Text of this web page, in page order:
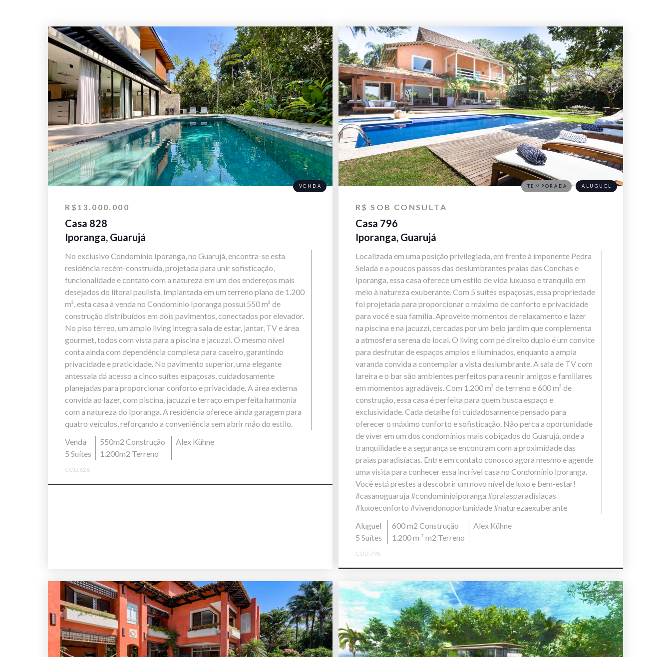
R$13.000.000
Casa 828
Iporanga, Guarujá
No exclusivo Condomínio Iporanga, no Guarujá, encontra-se esta
residência recém-construída, projetada para unir sofisticação,
funcionalidade e contato com a natureza em um dos endereços mais
desejados do litoral paulista. Implantada em um terreno plano de 1.200
m², esta casa à venda no Condomínio Iporanga possui 550 m² de
construção distribuídos em dois pavimentos, conectados por elevador.
No piso térreo, um amplo living integra sala de estar, jantar, TV e área
gourmet, todos com vista para a piscina e jacuzzi. O mesmo nível
conta ainda com dependência completa para caseiro, garantindo
privacidade e praticidade. No pavimento superior, uma elegante
antessala dá acesso a cinco suítes espaçosas, cuidadosamente
planejadas para proporcionar conforto e privacidade. A área externa
convida ao lazer, com piscina, jacuzzi e terraço em perfeita harmonia
com a natureza do Iporanga. A residência oferece ainda garagem para
quatro veículos, reforçando a conveniência sem abrir mão do estilo.
Venda
5 Suítes
550m2 Construção
1.200m2 Terreno
Alex Kühne
COD.828
VENDA
R$ SOB CONSULTA
Casa 796
Iporanga, Guarujá
Localizada em uma posição privilegiada, em frente à imponente Pedra
Selada e a poucos passos das deslumbrantes praias das Conchas e
Iporanga, essa casa oferece um estilo de vida luxuoso e tranquilo em
meio à natureza exuberante. Com 5 suítes espaçosas, essa propriedade
foi projetada para proporcionar o máximo de conforto e privacidade
para você e sua família. Aproveite momentos de relaxamento e lazer
na piscina e na jacuzzi, cercadas por um belo jardim que complementa
a atmosfera serena do local. O living com pé direito duplo é um convite
para desfrutar de espaços amplos e iluminados, enquanto a ampla
varanda convida a contemplar a vista deslumbrante. A sala de TV com
lareira e o bar são ambientes perfeitos para reunir amigos e familiares
em momentos agradáveis. Com 1.200 m² de terreno e 600 m² de
construção, essa casa é perfeita para quem busca espaço e
exclusividade. Cada detalhe foi cuidadosamente pensado para
oferecer o máximo conforto e sofisticação. Não perca a oportunidade
de viver em um dos condomínios mais cobiçados do Guarujá, onde a
tranquilidade e a segurança se encontram com a proximidade das
praias paradisíacas. Entre em contato conosco agora mesmo e agende
uma visita para conhecer essa incrível casa no Condomínio Iporanga.
Você está prestes a descobrir um novo nível de luxo e bem-estar!
#casanoguaruja #condominioiporanga #praiasparadisiacas
#luxoeconforto #vivendonoportunidade #naturezaexuberante
Aluguel
5 Suítes
600 m2 Construção
1.200 m ² m2 Terreno
Alex Kühne
COD.796
TEMPORADA ALUGUEL